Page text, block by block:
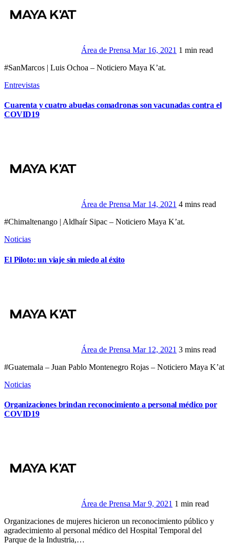
Área de Prensa Mar 16, 2021 1 min read
#SanMarcos | Luis Ochoa – Noticiero Maya K’at.
Entrevistas
Cuarenta y cuatro abuelas comadronas son vacunadas contra el
COVID19
Área de Prensa Mar 14, 2021 4 mins read
#Chimaltenango | Aldhaír Sipac – Noticiero Maya K’at.
Noticias
El Piloto: un viaje sin miedo al éxito
Área de Prensa Mar 12, 2021 3 mins read
#Guatemala – Juan Pablo Montenegro Rojas – Noticiero Maya K’at
Noticias
Organizaciones brindan reconocimiento a personal médico por
COVID19
Área de Prensa Mar 9, 2021 1 min read
Organizaciones de mujeres hicieron un reconocimiento público y
agradecimiento al personal médico del Hospital Temporal del
Parque de la Industria,…